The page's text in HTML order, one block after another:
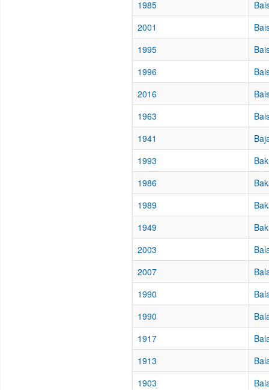
1985
2001
1995
1996
2016
1963
1941
1993
1986
1989
1949
2003
2007
1990
1990
1917
1913
1903